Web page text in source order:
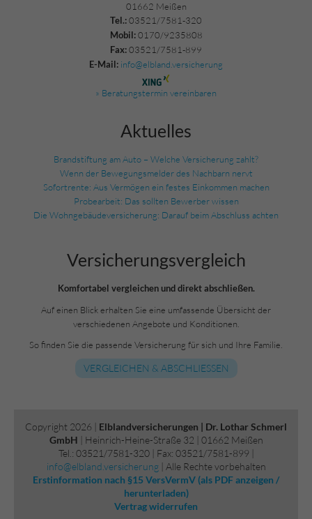
01662 Meißen
Tel.: 03521/7581-320
Mobil:0170/9235808
Fax: 03521/7581-899
E-Mail: info@elbland.versicherung
» Beratungstermin vereinbaren
Aktuelles
Brandstiftung am Auto – Welche Versicherung zahlt?
Wenn der Bewegungsmelder des Nachbarn nervt
Sofortrente: Aus Vermögen ein festes Einkommen machen
Probearbeit: Das sollten Bewerber wissen
Die Wohngebäudeversicherung: Darauf beim Abschluss achten
Versicherungs­vergleich
Komfortabel vergleichen und direkt abschließen.
Auf einen Blick erhalten Sie eine umfassende Übersicht der
verschiedenen Angebote und Konditionen.
So finden Sie die passende Versicherung für sich und Ihre Familie.
VERGLEICHEN & ABSCHLIESSEN
Copyright 2026 | Elblandversicherungen | Dr. Lothar Schmerl
GmbH | Heinrich-Heine-Straße 32 | 01662 Meißen
Tel.: 03521/7581-320 | Fax: 03521/7581-899 |
info@elbland.versicherung| Alle Rechte vorbehalten
Erstinformation nach §15 VersVermV (als PDF anzeigen /
herunterladen)
Vertrag widerrufen